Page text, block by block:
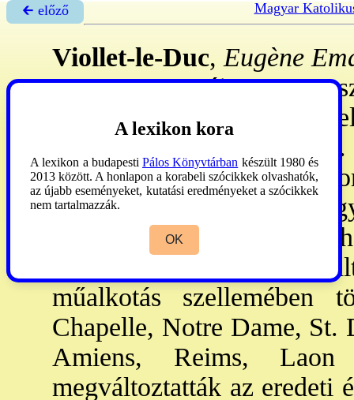
🡰 előző Magyar
Viollet-le-Duc, Eugène
Lausanne, Svájc, 1879.
műemlékvédelem
tanulmányozta a kk.
hatalmas szerkezeti és
munkái, amelyek a kk.
forrásai. Műemléki
törekedett, a későbbi
műalkotás szellemében
Chapelle, Notre Dame, St.
Amiens, Reims, Laon
megváltoztatták az eredeti
A lexikon kora
A lexikon a budapesti Pálos Könyvtárban készült 1980 és
2013 között. A honlapon a korabeli szócikkek olvashatók,
az újabb eseményeket, kutatási eredményeket a szócikkek
nem tartalmazzák.
OK